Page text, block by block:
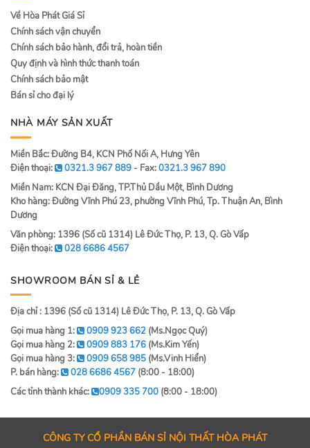
Về Hòa Phát Giá Sỉ
Chính sách vận chuyển
Chính sách bảo hành, đổi trả, hoàn tiền
Quy định và hình thức thanh toán
Chính sách bảo mật
Bán sỉ cho đại lý
NHÀ MÁY SẢN XUẤT
Miền Bắc: Đường B4, KCN Phố Nối A, Hưng Yên
Điện thoại:
0321.3 967 889 - Fax:0321.3 967 890
Miền Nam: KCN Đại Đăng, TP.Thủ Dầu Một, Bình Dương
Kho hàng: Đường Vĩnh Phú 23, phường Vĩnh Phú, Tp. Thuận An, Bình
Dương
Văn phòng: 1396 (Số cũ 1314) Lê Đức Thọ, P. 13, Q. Gò Vấp
Điện thoại:
028 6686 4567
SHOWROOM BÁN SỈ & LẺ
Địa chỉ : 1396 (Số cũ 1314) Lê Đức Thọ, P. 13, Q. Gò Vấp
Gọi mua hàng 1:
0909 923 662 (Ms.Ngọc Quý)
Gọi mua hàng 2:
0909 883 176 (Ms.Kim Yến)
Gọi mua hàng 3:
0909 658 985 (Ms.Vinh Hiển)
P. bán hàng:
028 6686 4567 (8:00 - 18:00)
Các tỉnh thành khác:
0909 335 700 (8:00 - 18:00)
CÔNG TY CỔ PHẦN BÁN SỈ NỘI THẤT HÒA PHÁT